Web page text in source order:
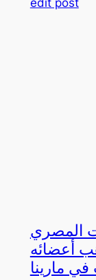
المصري
أعضائه
مارينا